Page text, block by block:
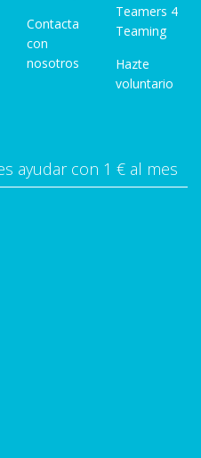
Contacta
con
nosotros
Teamers 4
Teaming
Hazte
voluntario
ayudar con 1 € al mes